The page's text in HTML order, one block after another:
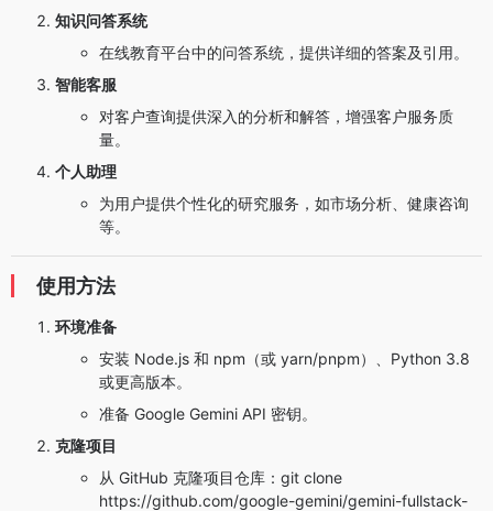
知识问答系统
在线教育平台中的问答系统，提供详细的答案及引用。
智能客服
对客户查询提供深入的分析和解答，增强客户服务质
量。
个人助理
为用户提供个性化的研究服务，如市场分析、健康咨询
等。
使用方法
环境准备
安装 Node.js 和 npm（或 yarn/pnpm）、Python 3.8
或更高版本。
准备 Google Gemini API 密钥。
克隆项目
从 GitHub 克隆项目仓库：git clone
https://github.com/google-gemini/gemini-fullstack-